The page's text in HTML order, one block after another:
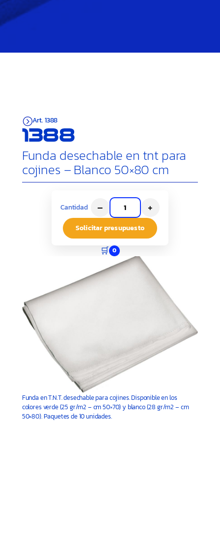
=Art. 1388
1388
Funda desechable en tnt para
cojines – Blanco 50×80 cm
Cantidad – +
Solicitar presupuesto
🛒 0
Funda en T.N.T. desechable para cojines. Disponible en los
colores verde (25 gr/m2 – cm 50×70) y blanco (28 gr/m2 – cm
50×80). Paquetes de 10 unidades.